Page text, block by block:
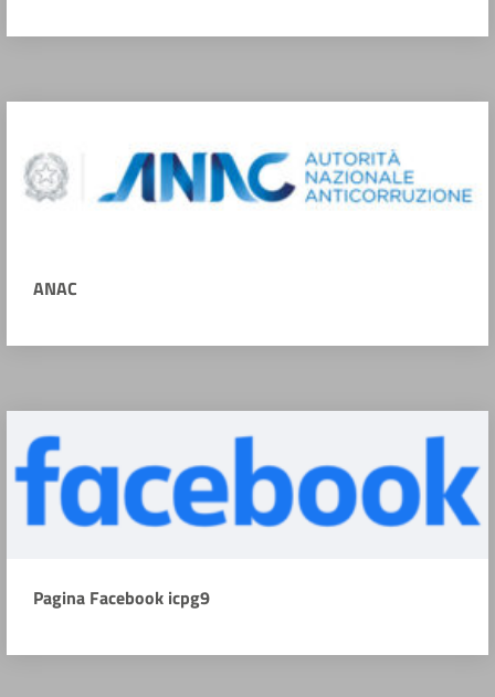
ANAC
Pagina Facebook icpg9